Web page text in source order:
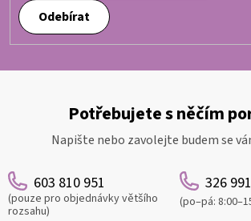
Odebírat
Potřebujete s něčím
Napište nebo zavolejte budem se
603 810 951
(pouze pro objednávky většího
rozsahu)
326
(po–pá: